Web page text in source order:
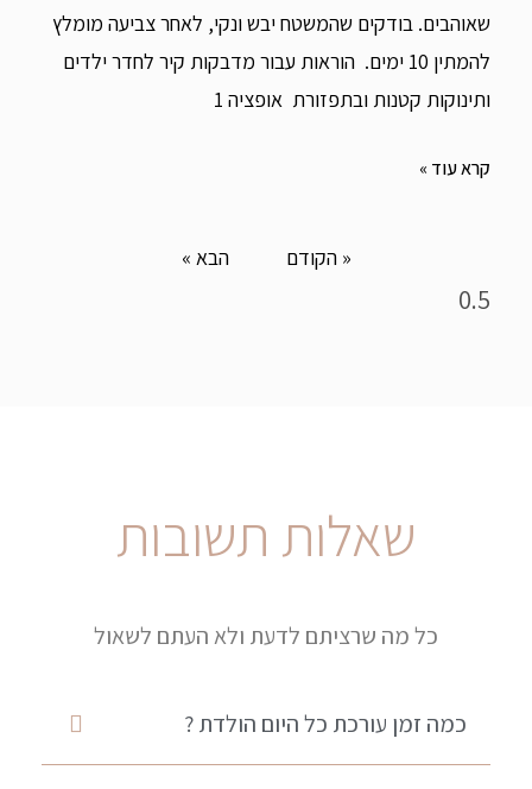
שאוהבים. בודקים שהמשטח יבש ונקי, לאחר צביעה מומלץ
להמתין 10 ימים. הוראות עבור מדבקות קיר לחדר ילדים
ותינוקות קטנות ובתפזורת אופציה 1
קרא עוד »
« הקודם הבא »
שאלות תשובות
כל מה שרציתם לדעת ולא העתם לשאול
כמה זמן עורכת כל היום הולדת ?